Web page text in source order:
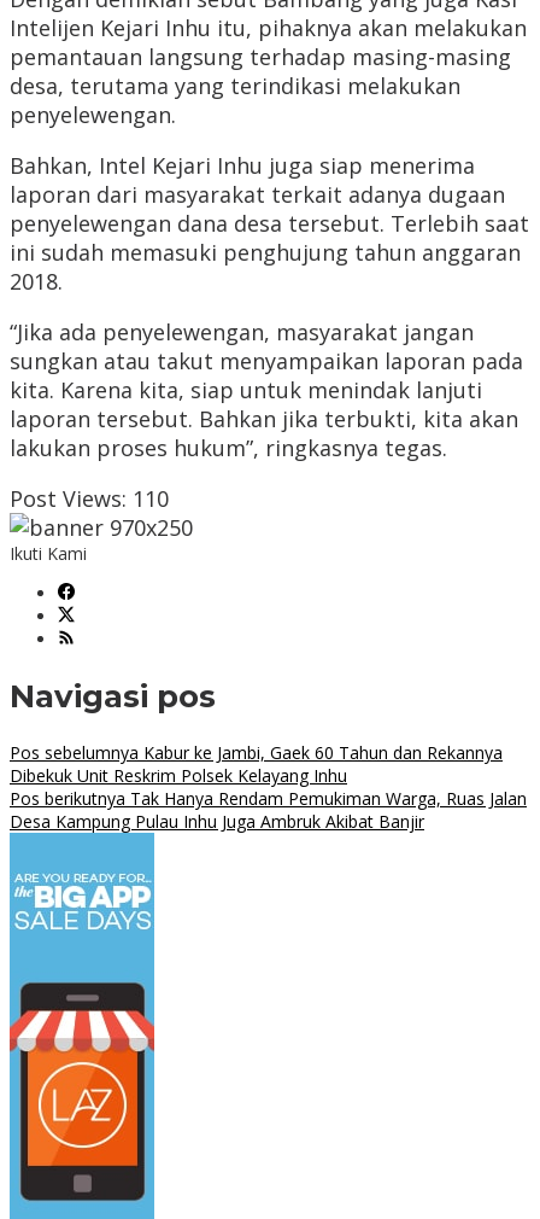
Intelijen Kejari Inhu itu, pihaknya akan melakukan
pemantauan langsung terhadap masing-masing
desa, terutama yang terindikasi melakukan
penyelewengan.
Bahkan, Intel Kejari Inhu juga siap menerima
laporan dari masyarakat terkait adanya dugaan
penyelewengan dana desa tersebut. Terlebih saat
ini sudah memasuki penghujung tahun anggaran
2018.
“Jika ada penyelewengan, masyarakat jangan
sungkan atau takut menyampaikan laporan pada
kita. Karena kita, siap untuk menindak lanjuti
laporan tersebut. Bahkan jika terbukti, kita akan
lakukan proses hukum”, ringkasnya tegas.
Post Views: 110
Ikuti Kami
Navigasi pos
Pos sebelumnya Kabur ke Jambi, Gaek 60 Tahun dan Rekannya
Dibekuk Unit Reskrim Polsek Kelayang Inhu
Pos berikutnya Tak Hanya Rendam Pemukiman Warga, Ruas Jalan
Desa Kampung Pulau Inhu Juga Ambruk Akibat Banjir